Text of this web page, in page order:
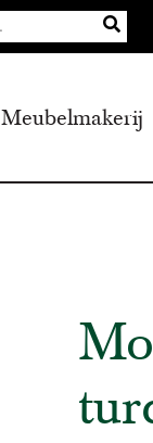
Meubelmakerij